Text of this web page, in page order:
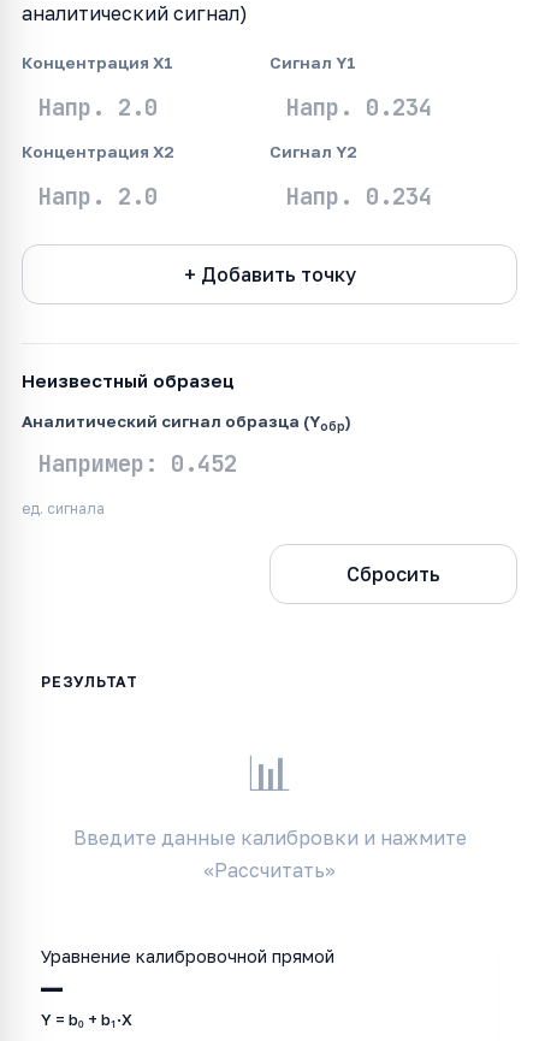
аналитический сигнал)
Концентрация X1 Сигнал Y1
Концентрация X2 Сигнал Y2
+ Добавить точку
Неизвестный образец
Аналитический сигнал образца (Yобр)
ед. сигнала
Сбросить
📊
Введите данные калибровки и нажмите
«Рассчитать»
—
Уравнение калибровочной прямой
Y = b₀ + b₁·X